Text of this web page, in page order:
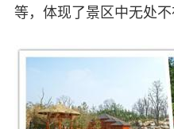
等，体现了景区中无处不